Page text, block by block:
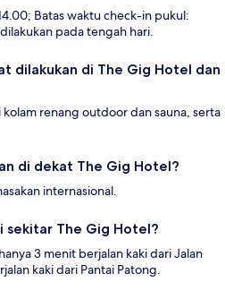
Batas waktu check-in pukul:
pada tengah hari.
dilakukan di The Gig Hotel dan
renang outdoor dan sauna, serta
di dekat The Gig Hotel?
internasional.
sekitar The Gig Hotel?
3 menit berjalan kaki dari Jalan
kaki dari Pantai Patong.